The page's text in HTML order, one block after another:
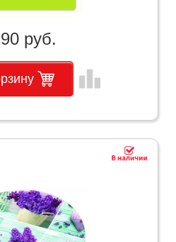
руб.
leaderboard